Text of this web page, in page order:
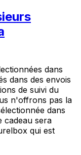
dans
dans des envois
de suivi du
n'offrons pas la
dans
cadeau sera
qui est